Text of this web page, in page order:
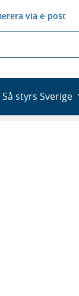
via e-post
Så styrs Sverige